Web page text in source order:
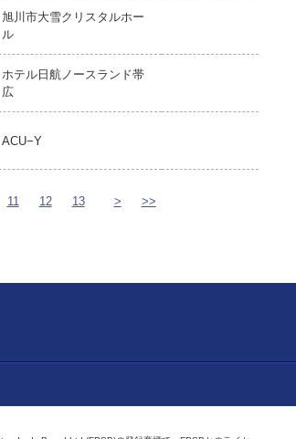
旭川市大雪クリスタルホー
ル
ホテル日航ノースランド帯
広
ACU−Y
11 12 13 > >>